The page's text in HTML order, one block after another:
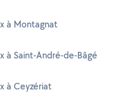
à Montagnat
à Saint-André-de-Bâgé
à Ceyzériat